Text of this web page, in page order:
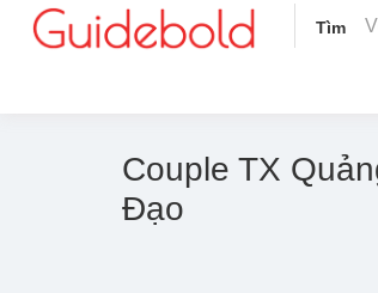
Tìm
Couple TX
Đạo